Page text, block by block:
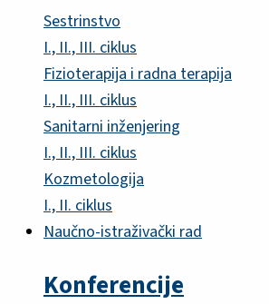
Sestrinstvo
I., II., III. ciklus
Fizioterapija i radna terapija
I., II., III. ciklus
Sanitarni inženjering
I., II., III. ciklus
Kozmetologija
I., II. ciklus
Naučno-istraživački rad
Konferencije